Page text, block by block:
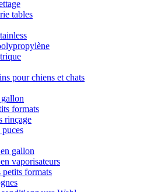
tables
pour chiens et chats
formats
rinçage
gallon
vaporisateurs
formats